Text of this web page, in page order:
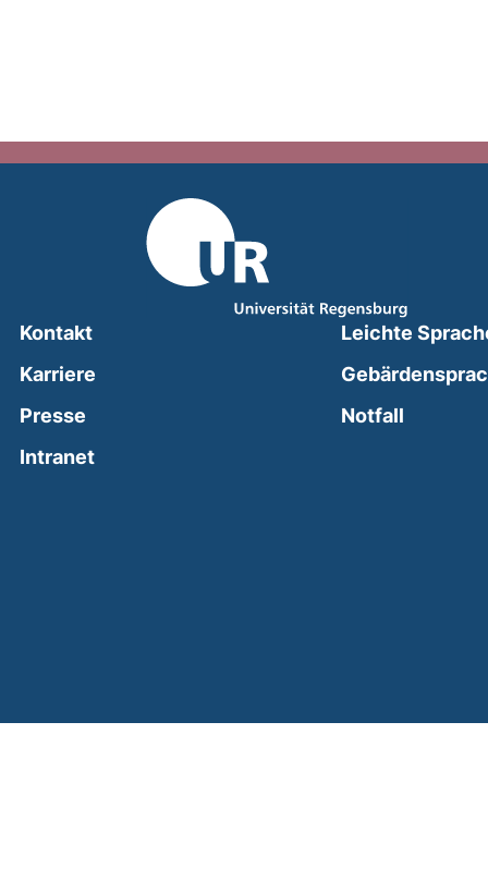
Kontakt
Karriere
Presse
Intranet(external link, opens in a new window)
Leichte
Notfall